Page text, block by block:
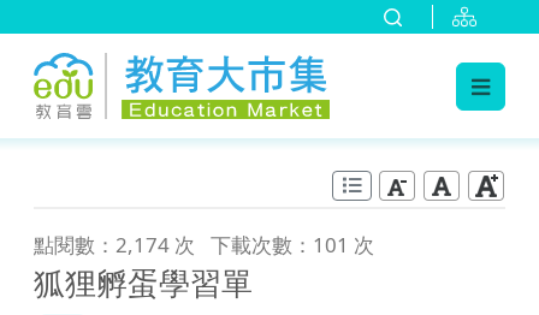
點閱數：2,174 次 下載次數：101 次
狐狸孵蛋學習單